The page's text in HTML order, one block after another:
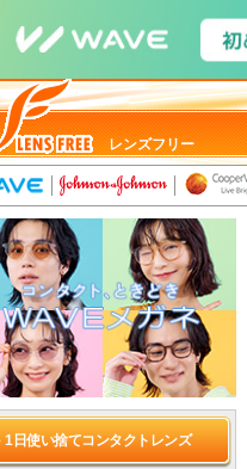
レンズフリー
1日使い捨てコンタクトレンズ